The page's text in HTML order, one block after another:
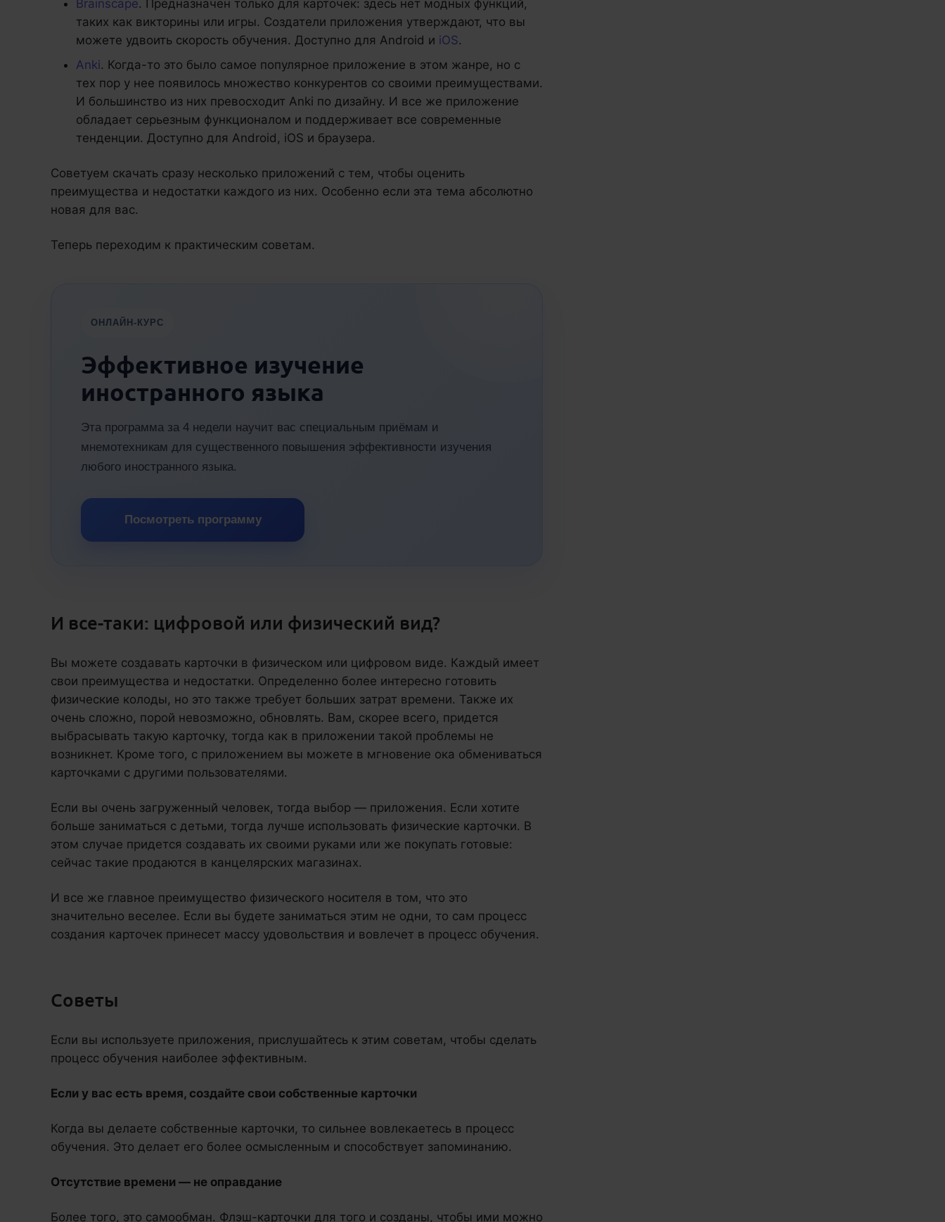
Brainscape. Предназначен только для карточек: здесь нет модных функций,
таких как викторины или игры. Создатели приложения утверждают, что вы
можете удвоить скорость обучения. Доступно для Android и iOS.
Anki. Когда-то это было самое популярное приложение в этом жанре, но с
тех пор у нее появилось множество конкурентов со своими преимуществами.
И большинство из них превосходит Anki по дизайну. И все же приложение
обладает серьезным функционалом и поддерживает все современные
тенденции. Доступно для Android, iOS и браузера.
Советуем скачать сразу несколько приложений с тем, чтобы оценить
преимущества и недостатки каждого из них. Особенно если эта тема абсолютно
новая для вас.
Теперь переходим к практическим советам.
ОНЛАЙН-КУРС
Эффективное изучение
иностранного языка
Эта программа за 4 недели научит вас специальным приёмам и
мнемотехникам для существенного повышения эффективности изучения
любого иностранного языка.
Посмотреть программу
И все-таки: цифровой или физический вид?
Вы можете создавать карточки в физическом или цифровом виде. Каждый имеет
свои преимущества и недостатки. Определенно более интересно готовить
физические колоды, но это также требует больших затрат времени. Также их
очень сложно, порой невозможно, обновлять. Вам, скорее всего, придется
выбрасывать такую карточку, тогда как в приложении такой проблемы не
возникнет. Кроме того, с приложением вы можете в мгновение ока обмениваться
карточками с другими пользователями.
Если вы очень загруженный человек, тогда выбор — приложения. Если хотите
больше заниматься с детьми, тогда лучше использовать физические карточки. В
этом случае придется создавать их своими руками или же покупать готовые:
сейчас такие продаются в канцелярских магазинах.
И все же главное преимущество физического носителя в том, что это
значительно веселее. Если вы будете заниматься этим не одни, то сам процесс
создания карточек принесет массу удовольствия и вовлечет в процесс обучения.
Советы
Если вы используете приложения, прислушайтесь к этим советам, чтобы сделать
процесс обучения наиболее эффективным.
Если у вас есть время, создайте свои собственные карточки
Когда вы делаете собственные карточки, то сильнее вовлекаетесь в процесс
обучения. Это делает его более осмысленным и способствует запоминанию.
Отсутствие времени — не оправдание
Более того, это самообман. Флэш-карточки для того и созданы, чтобы ими можно